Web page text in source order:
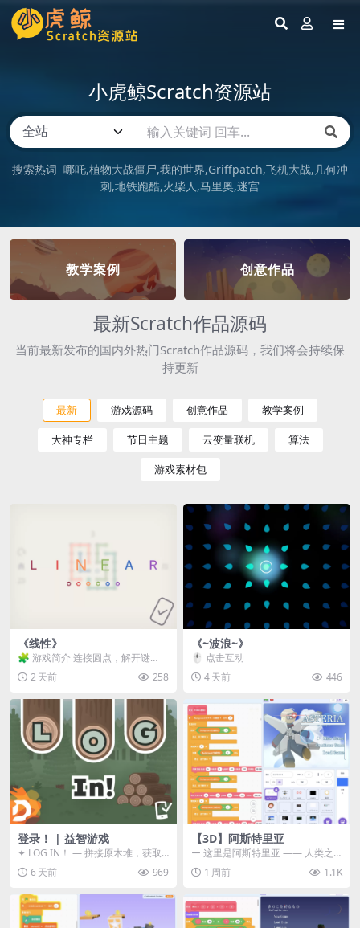
小虎鲸Scratch资源站
搜索热词 哪吒 植物大战僵尸 我的世界 Griffpatch 飞机大战 几何冲
刺 地铁跑酷 火柴人 马里奥 迷宫
教学案例 创意作品
最新Scratch作品源码
当前最新发布的国内外热门Scratch作品源码，我们将会持续保
持更新
最新 游戏源码 创意作品 教学案例
大神专栏 节日主题 云变量联机 算法
游戏素材包
《线性》
🧩 游戏简介 连接圆点，解开谜
题。 ⚠️ 重要提示 所有关卡均可通
关，请确保使用...
2 天前 258
《~波浪~》
🖱️ 点击互动
4 天前
446
登录！ | 益智游戏
✦ LOG IN！ — 拼接原木堆，获取
分数！ ᑕ☲◎ ᑕ☲◎ ᑕ☲◎ ᑕ☲◎ ...
6 天前 969
【3D】阿斯特里亚
ー 这里是阿斯特里亚 —— 人类之
罪与未来希望交汇之地 📖 游戏简
介 《阿斯特里...
1 周前 1.1K